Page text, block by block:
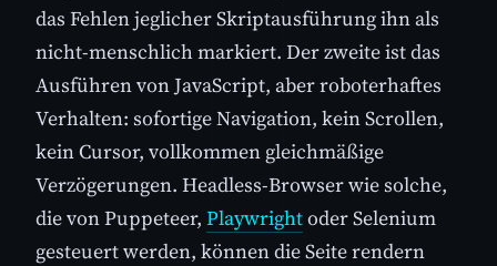
das Fehlen jeglicher Skriptausführung ihn als
nicht-menschlich markiert. Der zweite ist das
Ausführen von JavaScript, aber roboterhaftes
Verhalten: sofortige Navigation, kein Scrollen,
kein Cursor, vollkommen gleichmäßige
Verzögerungen. Headless-Browser wie solche,
die von Puppeteer, Playwrightoder Selenium
gesteuert werden, können die Seite rendern